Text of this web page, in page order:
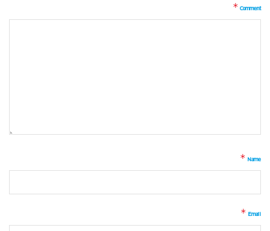
Comment
*
Name
*
Email
*